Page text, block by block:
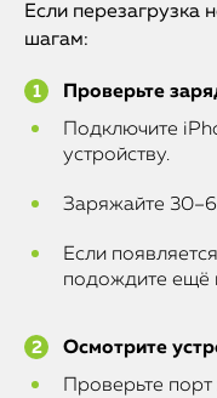
Если перезагрузка
шагам:
Проверьте
Подключите
устройству.
Заряжайте
Если
подождите ещё
Осмотрите
Проверьте порт